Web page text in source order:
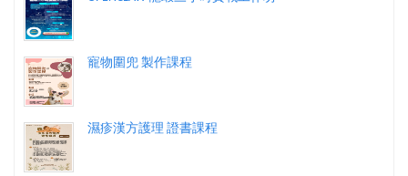
寵物圍兜 製作課程
濕疹漢方護理 證書課程